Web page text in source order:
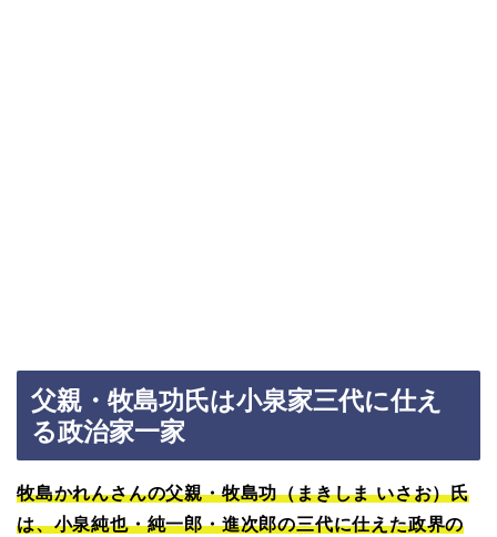
父親・牧島功氏は小泉家三代に仕え
る政治家一家
牧島かれんさんの父親・牧島功（まきしま いさお）氏
は、小泉純也・純一郎・進次郎の三代に仕えた政界の